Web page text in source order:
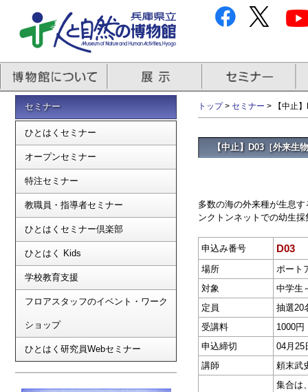
セミナー
ひとはくセミナー
オープンセミナー
特注セミナー
教職員・指導者セミナー
ひとはくセミナー倶楽部
ひとはく Kids
学校教育支援
フロアスタッフのイベント・ワーク
ショップ
ひとはく研究員Webセミナー
トップ> セミナー > 【中止
【中止】D03［外来
多数の海の外来種が生息
ンクトンネットでの幼生
申込み番号 D03
場所
ポート
対象
中学生
定員
抽選20
受講料
1000円
申込締切
04月25
講師
頼末武
集合は